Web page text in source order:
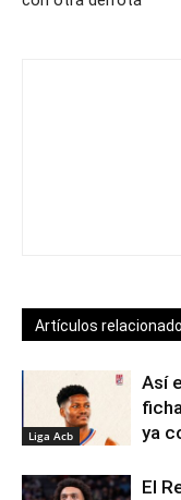
Artículos
Liga Acb
Así
ya
El